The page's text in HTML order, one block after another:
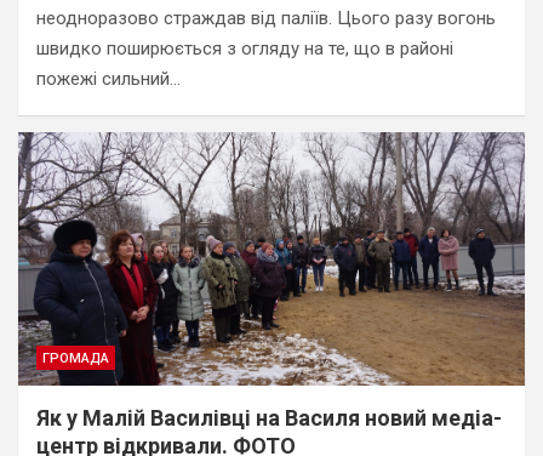
неодноразово страждав від паліїв. Цього разу вогонь
швидко поширюється з огляду на те, що в районі
пожежі сильний…
ГРОМАДА
Як у Малій Василівці на Василя новий медіа-
центр відкривали. ФОТО